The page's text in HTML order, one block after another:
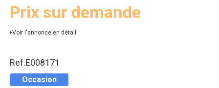
Prix sur demande
Voir l'annonce en détail
Ref.E008171
Occasion